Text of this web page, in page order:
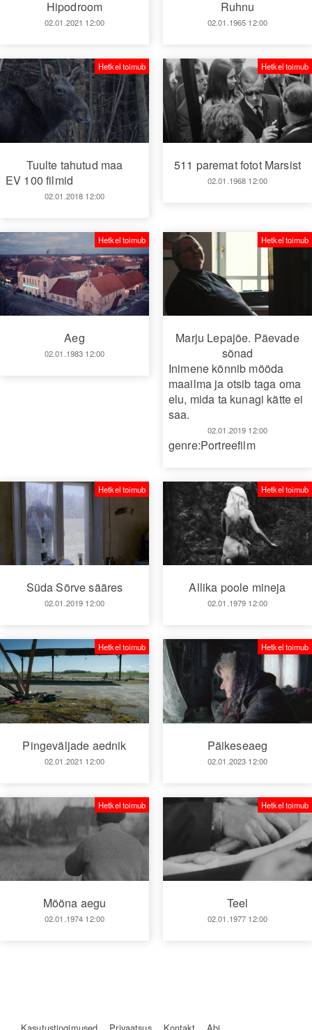
Hipodroom
02.01.2021 12:00
Ruhnu
02.01.1965 12:00
Tuulte tahutud maa
EV 100 filmid
02.01.2018 12:00
Hetkel toimub
511 paremat fotot Marsist
02.01.1968 12:00
Hetkel toimub
Aeg
02.01.1983 12:00
Hetkel toimub
Marju Lepajõe. Päevade
sõnad
Inimene kõnnib mööda
maailma ja otsib taga oma
elu, mida ta kunagi kätte ei
saa.
02.01.2019 12:00
Hetkel toimub
genre:Portreefilm
Süda Sõrve sääres
02.01.2019 12:00
Hetkel toimub
Allika poole mineja
02.01.1979 12:00
Hetkel toimub
Pingeväljade aednik
02.01.2021 12:00
Hetkel toimub
Päikeseaeg
02.01.2023 12:00
Hetkel toimub
Mõõna aegu
02.01.1974 12:00
Hetkel toimub
Teel
02.01.1977 12:00
Hetkel toimub